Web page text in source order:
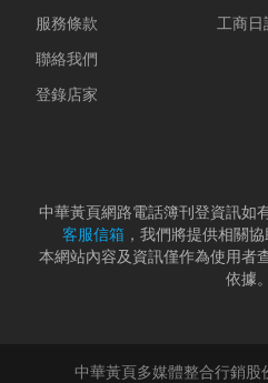
服務條款
聯絡我們
登錄店家
工商日
中華黃頁網路電話簿刊登資訊如
客服信箱 ，我們將提供相關
本網站內容及資訊僅作為使用者
依據。
中華黃頁多媒體整合行銷